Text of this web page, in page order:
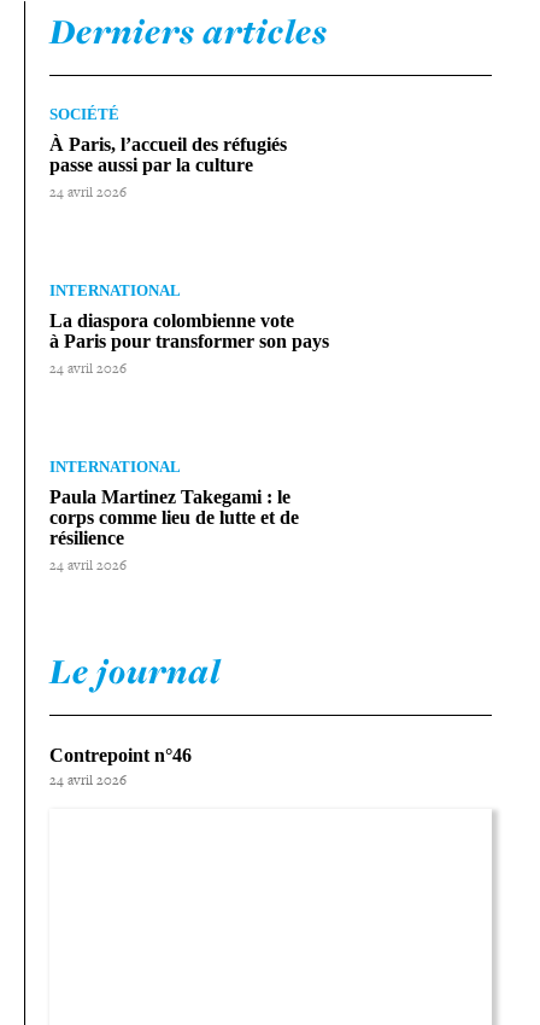
Derniers articles
SOCIÉTÉ
À Paris, l’accueil des réfugiés
passe aussi par la culture
24 avril 2026
INTERNATIONAL
La diaspora colom­bienne vote
à Paris pour trans­for­mer son pays
24 avril 2026
INTERNATIONAL
Paula Martinez Takegami : le
corps comme lieu de lutte et de
résilience
24 avril 2026
Le journal
Contrepoint n°46
24 avril 2026